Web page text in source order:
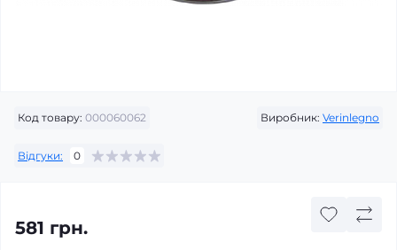
Код товару: 000060062 Виробник: Verinlegno
Відгуки: 0
581 грн.